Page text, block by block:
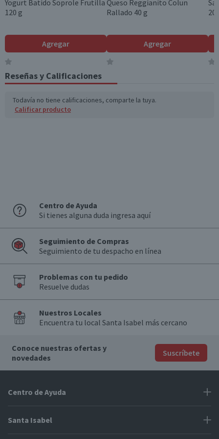
o disponibles (g)
Fibra (g) 5,8
*Ingesta de referencia de un adulto promedio (8400 kj / 2000 kcal)
Yogurt Batido Soprole Frutilla
120 g
Agregar
Queso Reggianito Colun
Rallado 40 g
Agregar
Reseñas y Calificaciones
Todavía no tiene calificaciones, comparte la tuya.
Calificar producto
Centro de Ayuda
Si tienes alguna duda ingresa aquí
Seguimiento de Compras
Seguimiento de tu despacho en línea
Problemas con tu pedido
Resuelve dudas
Nuestros Locales
Encuentra tu local Santa Isabel más cercano
Conoce nuestras ofertas y
novedades
Suscríbete
Centro de Ayuda
Problemas con tu pedido
Santa Isabel